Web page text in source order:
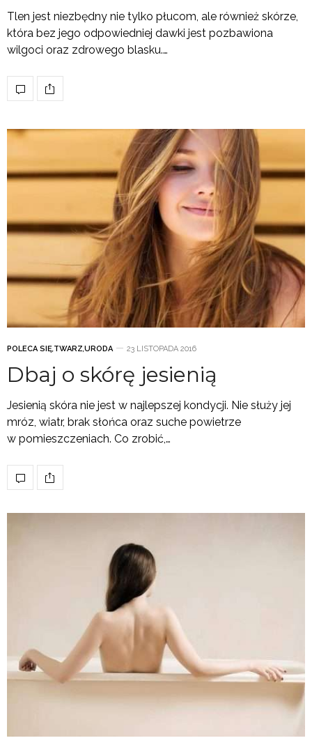
Tlen jest niezbędny nie tylko płucom, ale również skórze,
która bez jego odpowiedniej dawki jest pozbawiona
wilgoci oraz zdrowego blasku.…
POLECA SIĘ,TWARZ,URODA 23 LISTOPADA 2016
Dbaj o skórę jesienią
Jesienią skóra nie jest w najlepszej kondycji. Nie służy jej
mróz, wiatr, brak słońca oraz suche powietrze
w pomieszczeniach. Co zrobić,…